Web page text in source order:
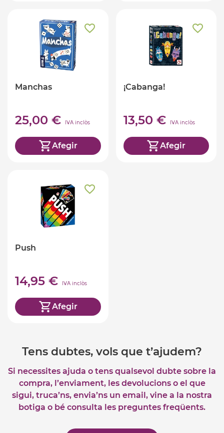
Manchas
25,00 € IVA inclòs
Afegir
¡Cabanga!
13,50 € IVA inclòs
Afegir
Push
14,95 € IVA inclòs
Afegir
Tens dubtes, vols que t’ajudem?
Si necessites ajuda o tens qualsevol dubte sobre la
compra, l’enviament, les devolucions o el que
sigui, truca’ns, envia’ns un email, vine a la nostra
botiga o bé consulta les preguntes freqüents.